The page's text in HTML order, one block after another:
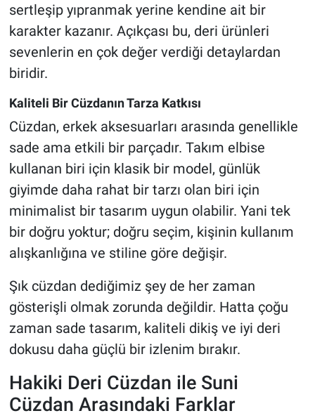
sertleşip yıpranmak yerine kendine ait bir
karakter kazanır. Açıkçası bu, deri ürünleri
sevenlerin en çok değer verdiği detaylardan
biridir.
Kaliteli Bir Cüzdanın Tarza Katkısı
Cüzdan, erkek aksesuarları arasında genellikle
sade ama etkili bir parçadır. Takım elbise
kullanan biri için klasik bir model, günlük
giyimde daha rahat bir tarzı olan biri için
minimalist bir tasarım uygun olabilir. Yani tek
bir doğru yoktur; doğru seçim, kişinin kullanım
alışkanlığına ve stiline göre değişir.
Şık cüzdan dediğimiz şey de her zaman
gösterişli olmak zorunda değildir. Hatta çoğu
zaman sade tasarım, kaliteli dikiş ve iyi deri
dokusu daha güçlü bir izlenim bırakır.
Hakiki Deri Cüzdan ile Suni
Cüzdan Arasındaki Farklar